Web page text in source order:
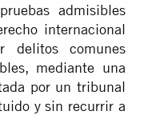
admisibles
internacional
delitos comunes
mediante una
por un tribunal
y sin recurrir a